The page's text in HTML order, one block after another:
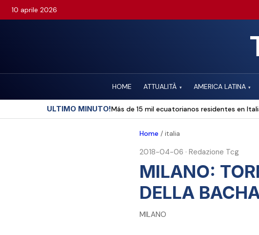
10 aprile 2026
HOME ATTUALITÀ ▾ AMERICA LATINA ▾
ULTIMO MINUTO!Más de 15 mil ecuatorianos residentes en
Home / italia
2018-04-06 · Redazione Tcg
MILANO:
DELLA
MILANO